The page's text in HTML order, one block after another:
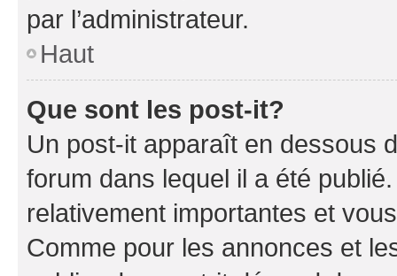
par l’administrateur.
Haut
Que sont les post-it?
Un post-it apparaît en dessous
forum dans lequel il a été
relativement importantes et
Comme pour les annonces et